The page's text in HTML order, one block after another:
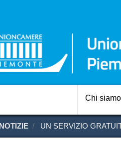
Chi siamo
NOTIZIE UN SERVIZIO